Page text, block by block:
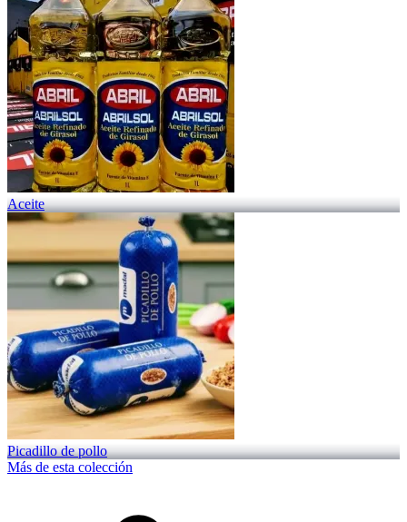
Aceite
Picadillo de pollo
Más de esta colección